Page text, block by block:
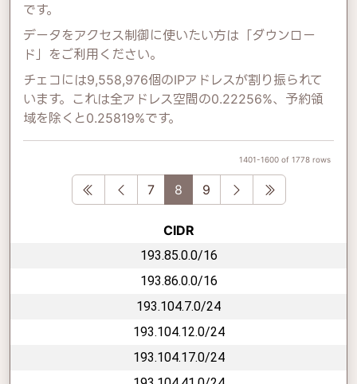
です。
データをアクセス制御に使いたい方は「ダウンロー
ド」をご利用ください。
チェコには9,558,976個のIPアドレスが割り振られて
います。これは全アドレス空間の0.22256%、予約領
域を除くと0.25819%です。
1401-1600 of 1778 rows
First Previous
7 8 9 Next Last
CIDR
193.85.0.0/16
193.86.0.0/16
193.104.7.0/24
193.104.12.0/24
193.104.17.0/24